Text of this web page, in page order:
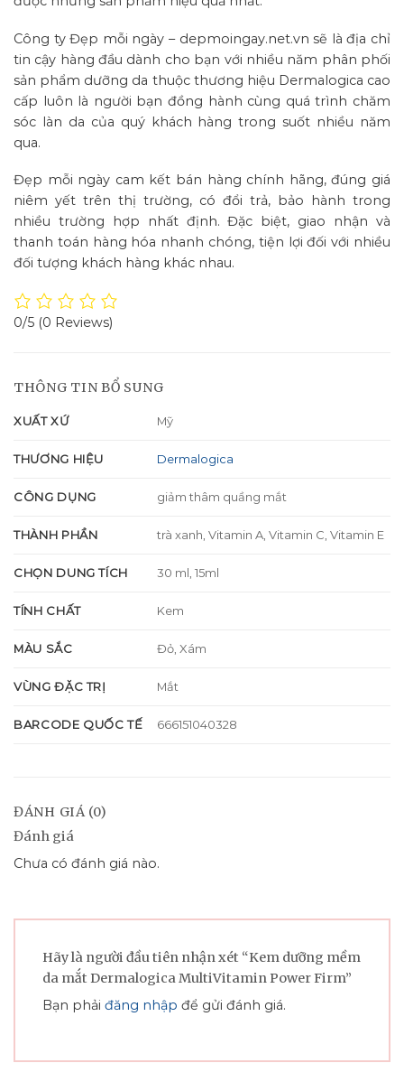
Công ty Đẹp mỗi ngày – depmoingay.net.vn sẽ là địa chỉ
tin cậy hàng đầu dành cho bạn với nhiều năm phân phối
sản phẩm dưỡng da thuộc thương hiệu Dermalogica cao
cấp luôn là người bạn đồng hành cùng quá trình chăm
sóc làn da của quý khách hàng trong suốt nhiều năm
qua.
Đẹp mỗi ngày cam kết bán hàng chính hãng, đúng giá
niêm yết trên thị trường, có đổi trả, bảo hành trong
nhiều trường hợp nhất định. Đặc biệt, giao nhận và
thanh toán hàng hóa nhanh chóng, tiện lợi đối với nhiều
đối tượng khách hàng khác nhau.
0/5 (0 Reviews)
THÔNG TIN BỔ SUNG
XUẤT XỨ Mỹ
THƯƠNG HIỆU Dermalogica
CÔNG DỤNG giảm thâm quầng mắt
THÀNH PHẦN trà xanh, Vitamin A, Vitamin C, Vitamin E
CHỌN DUNG TÍCH 30 ml, 15ml
TÍNH CHẤT Kem
MÀU SẮC Đỏ, Xám
VÙNG ĐẶC TRỊ Mắt
BARCODE QUỐC TẾ 666151040328
ĐÁNH GIÁ (0)
Đánh giá
Chưa có đánh giá nào.
Hãy là người đầu tiên nhận xét “Kem dưỡng mềm
da mắt Dermalogica MultiVitamin Power Firm”
Bạn phải đăng nhập để gửi đánh giá.